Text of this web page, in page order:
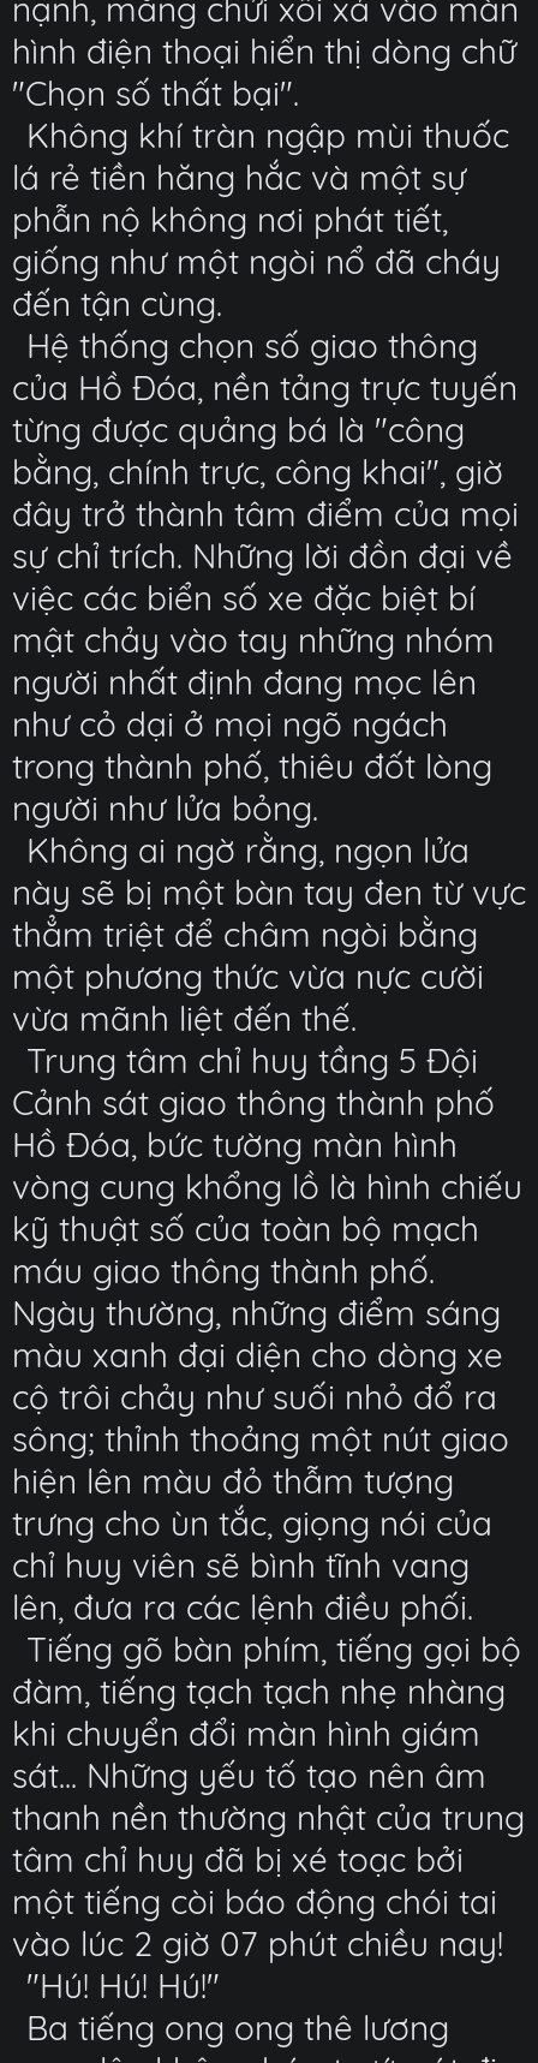
nạnh, mắng chửi xối xả vào màn
hình điện thoại hiển thị dòng chữ
"Chọn số thất bại".
Không khí tràn ngập mùi thuốc
lá rẻ tiền hăng hắc và một sự
phẫn nộ không nơi phát tiết,
giống như một ngòi nổ đã cháy
đến tận cùng.
Hệ thống chọn số giao thông
của Hồ Đóa, nền tảng trực tuyến
từng được quảng bá là "công
bằng, chính trực, công khai", giờ
đây trở thành tâm điểm của mọi
sự chỉ trích. Những lời đồn đại về
việc các biển số xe đặc biệt bí
mật chảy vào tay những nhóm
người nhất định đang mọc lên
như cỏ dại ở mọi ngõ ngách
trong thành phố, thiêu đốt lòng
người như lửa bỏng.
Không ai ngờ rằng, ngọn lửa
này sẽ bị một bàn tay đen từ vực
thẳm triệt để châm ngòi bằng
một phương thức vừa nực cười
vừa mãnh liệt đến thế.
Trung tâm chỉ huy tầng 5 Đội
Cảnh sát giao thông thành phố
Hồ Đóa, bức tường màn hình
vòng cung khổng lồ là hình chiếu
kỹ thuật số của toàn bộ mạch
máu giao thông thành phố.
Ngày thường, những điểm sáng
màu xanh đại diện cho dòng xe
cộ trôi chảy như suối nhỏ đổ ra
sông; thỉnh thoảng một nút giao
hiện lên màu đỏ thẫm tượng
trưng cho ùn tắc, giọng nói của
chỉ huy viên sẽ bình tĩnh vang
lên, đưa ra các lệnh điều phối.
Tiếng gõ bàn phím, tiếng gọi bộ
đàm, tiếng tạch tạch nhẹ nhàng
khi chuyển đổi màn hình giám
sát... Những yếu tố tạo nên âm
thanh nền thường nhật của trung
tâm chỉ huy đã bị xé toạc bởi
một tiếng còi báo động chói tai
vào lúc 2 giờ 07 phút chiều nay!
"Hú! Hú! Hú!"
Ba tiếng ong ong thê lương